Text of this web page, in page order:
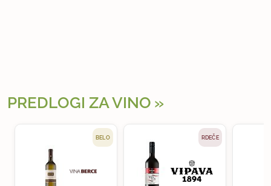
PREDLOGI ZA VINO
BELO RDEČE